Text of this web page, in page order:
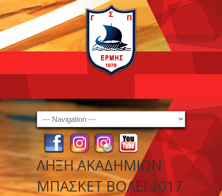
Navigation
ΛΗΞΗ ΑΚΑΔΗΜΙΩΝ
ΜΠΑΣΚΕΤ ΒΟΛΕΪ 2017